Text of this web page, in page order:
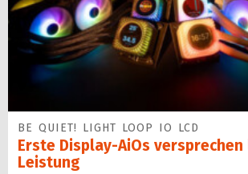
BE QUIET! LIGHT LOOP IO LCD
Erste Display-AiOs versprechen
Leistung